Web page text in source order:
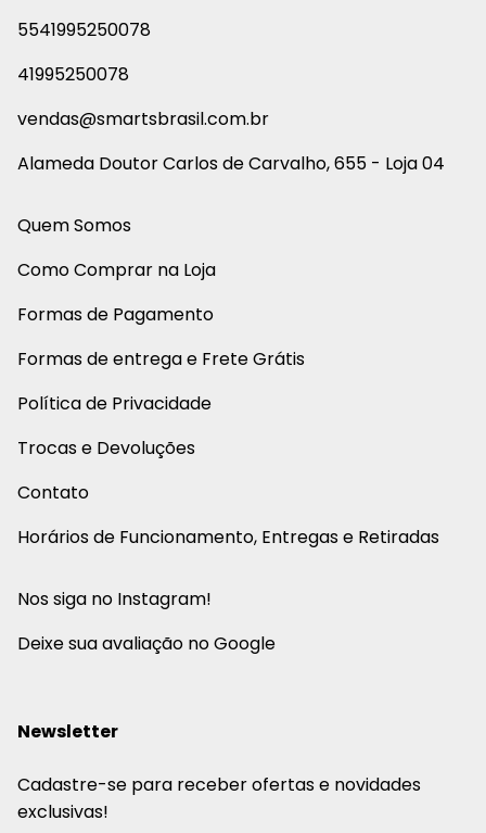
5541995250078
41995250078
vendas@smartsbrasil.com.br
Alameda Doutor Carlos de Carvalho, 655 - Loja 04
Quem Somos
Como Comprar na Loja
Formas de Pagamento
Formas de entrega e Frete Grátis
Política de Privacidade
Trocas e Devoluções
Contato
Horários de Funcionamento, Entregas e Retiradas
Nos siga no Instagram!
Deixe sua avaliação no Google
Newsletter
Cadastre-se para receber ofertas e novidades
exclusivas!